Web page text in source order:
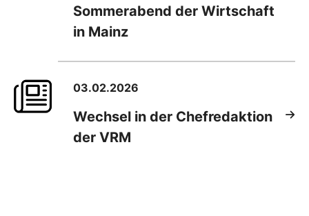
Sommerabend der Wirtschaft
in Mainz
03.02.2026
Wechsel in der Chefredaktion
der VRM